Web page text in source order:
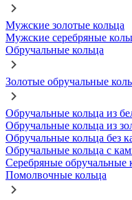
Мужские золотые кольца
Мужские серебряные
Обручальные кольца
Золотые обручальные
Обручальные кольца из
Обручальные кольца из
Обручальные кольца без
Обручальные кольца с
Серебряные обручальные
Помолвочные кольца